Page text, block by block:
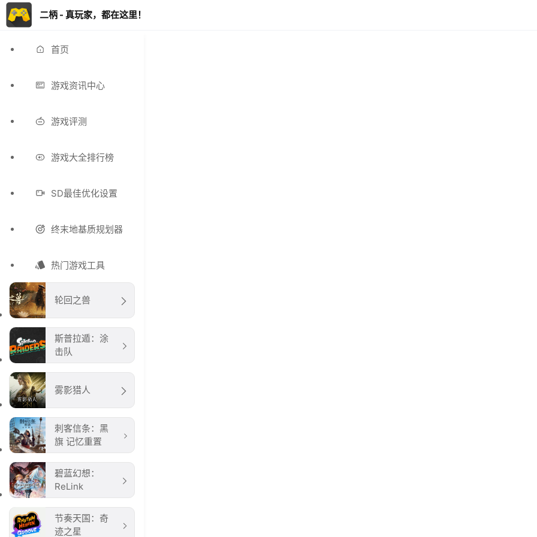
二柄 - 真玩家，都在这里！
首页
游戏资讯中心
游戏评测
游戏大全排行榜
SD最佳优化设置
终末地基质规划器
热门游戏工具
轮回之兽
斯普拉遁：涂
击队
雾影猎人
刺客信条：黑
旗 记忆重置
碧蓝幻想：
ReLink
节奏天国：奇
迹之星